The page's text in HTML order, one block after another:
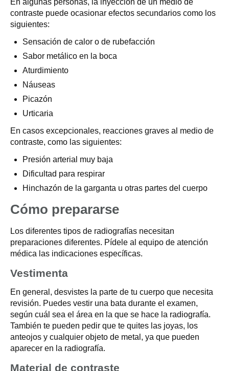
En algunas personas, la inyección de un medio de
contraste puede ocasionar efectos secundarios como los
siguientes:
Sensación de calor o de rubefacción
Sabor metálico en la boca
Aturdimiento
Náuseas
Picazón
Urticaria
En casos excepcionales, reacciones graves al medio de
contraste, como las siguientes:
Presión arterial muy baja
Dificultad para respirar
Hinchazón de la garganta u otras partes del cuerpo
Cómo prepararse
Los diferentes tipos de radiografías necesitan
preparaciones diferentes. Pídele al equipo de atención
médica las indicaciones específicas.
Vestimenta
En general, desvistes la parte de tu cuerpo que necesita
revisión. Puedes vestir una bata durante el examen,
según cuál sea el área en la que se hace la radiografía.
También te pueden pedir que te quites las joyas, los
anteojos y cualquier objeto de metal, ya que pueden
aparecer en la radiografía.
Material de contraste